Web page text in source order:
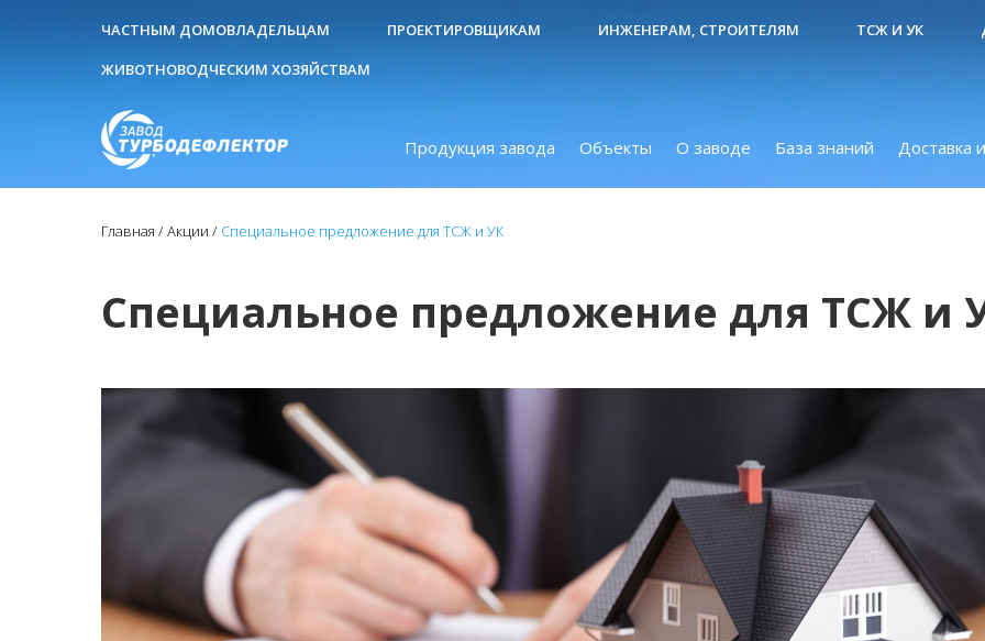
ЧАСТНЫМ ДОМОВЛАДЕЛЬЦАМ ПРОЕКТИРОВЩИКАМ ИНЖЕНЕРАМ, СТРОИТЕЛЯМ ТСЖ И УК
ЖИВОТНОВОДЧЕСКИМ ХОЗЯЙСТВАМ
Продукция завода Объекты О заводе База знаний Доставка
Главная Акции Специальное предложение для ТСЖ и УК
Специальное предложение для ТСЖ и